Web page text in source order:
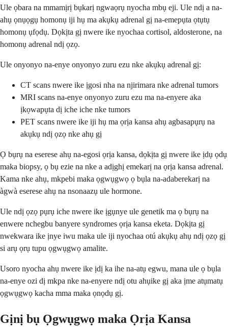
Ule ọbara na mmamịrị bụkarị ngwaọrụ nyocha mbụ eji. Ule ndị a na-
ahụ ọnụọgụ homonụ iji hụ ma akụkụ adrenal gị na-emepụta ọtụtụ
homonụ ụfọdụ. Dọkịta gị nwere ike nyochaa cortisol, aldosterone, na
homonụ adrenal ndị ọzọ.
Ule onyonyo na-enye onyonyo zuru ezu nke akụkụ adrenal gị:
CT scans nwere ike ịgosi nha na njirimara nke adrenal tumors
MRI scans na-enye onyonyo zuru ezu ma na-enyere aka
ịkọwapụta dị iche iche nke tumors
PET scans nwere ike iji hụ ma ọrịa kansa ahụ agbasapụrụ na
akụkụ ndị ọzọ nke ahụ gị
Ọ bụrụ na eserese ahụ na-egosi ọrịa kansa, dọkịta gị nwere ike ịdụ ọdụ
maka biopsy, ọ bụ ezie na nke a adịghị emekarị na ọrịa kansa adrenal.
Kama nke ahụ, mkpebi maka ọgwụgwọ ọ bụla na-adaberekarị na
àgwà eserese ahụ na nsonaazụ ule hormone.
Ule ndị ọzọ pụrụ iche nwere ike ịgụnye ule genetik ma ọ bụrụ na
enwere nchegbu banyere syndromes ọrịa kansa eketa. Dọkịta gị
nwekwara ike ịnye iwu maka ule iji nyochaa otú akụkụ ahụ ndị ọzọ gị
si arụ ọrụ tupu ọgwụgwọ amalite.
Usoro nyocha ahụ nwere ike ịdị ka ihe na-atụ egwu, mana ule ọ bụla
na-enye ozi dị mkpa nke na-enyere ndị otu ahụike gị aka ịme atụmatụ
ọgwụgwọ kacha mma maka ọnọdụ gị.
Gịnị bụ Ọgwụgwọ maka Ọrịa Kansa